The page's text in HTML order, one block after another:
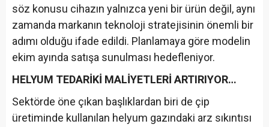
söz konusu cihazın yalnızca yeni bir ürün değil, aynı
zamanda markanın teknoloji stratejisinin önemli bir
adımı olduğu ifade edildi. Planlamaya göre modelin
ekim ayında satışa sunulması hedefleniyor.
HELYUM TEDARİKİ MALİYETLERİ ARTIRIYOR…
Sektörde öne çıkan başlıklardan biri de çip
üretiminde kullanılan helyum gazındaki arz sıkıntısı